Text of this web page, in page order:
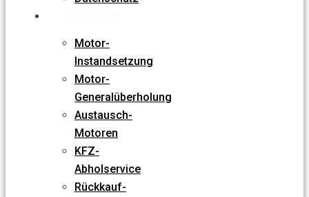
Motor-
Instandsetzung
Motor-
Generalüberholung
Austausch-
Motoren
KFZ-
Abholservice
Rückkauf-